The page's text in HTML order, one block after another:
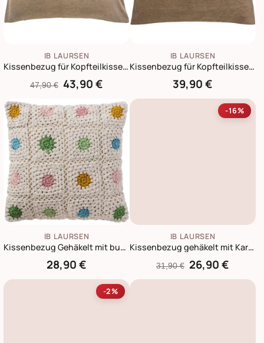
IB LAURSEN
Kissenbezug für Kopfteilkissen | Braunes Canvas | 90x60 cm
47,90 € 43,90 €
IB LAURSEN
Kissenbezug für Kopfteilkissen Mocca Canvas 90x60 cm
39,90 €
IB LAURSEN
Kissenbezug Gehäkelt mit bunten Blumen
28,90 €
-16%
IB LAURSEN
Kissenbezug gehäkelt mit Karomuster
31,90 € 26,90 €
-2%